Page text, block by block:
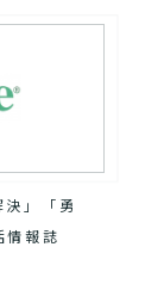
」「勇
情報誌